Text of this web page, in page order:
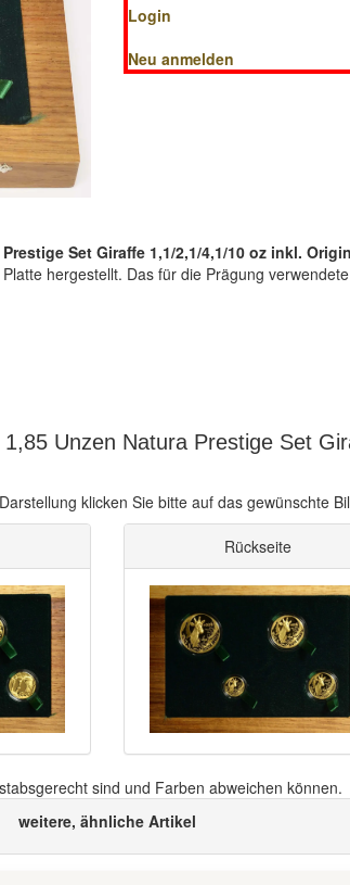
Login
Neu anmelden
Prestige Set Giraffe 1,1/2,1/4,1/10 oz inkl.
hergestellt. Das für die Prägung
Unzen Natura Prestige Set
klicken Sie bitte auf das gewünschte
Rückseite
sind und Farben abweichen können.
weitere, ähnliche Artikel